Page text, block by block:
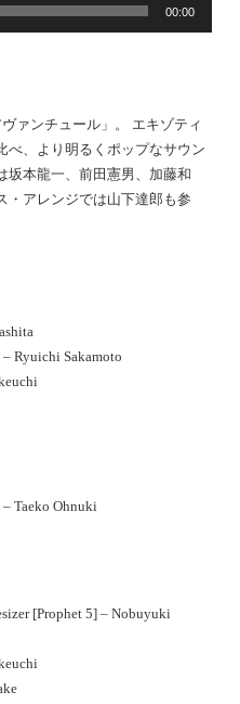
00:00
ァンチュール」。 エキゾティ
べ、より明るくポップなサウン
坂本龍一、前田憲男、加藤和
・アレンジでは山下達郎も参
Ryuichi Sakamoto
Taeko Ohnuki
[Prophet 5] – Nobuyuki